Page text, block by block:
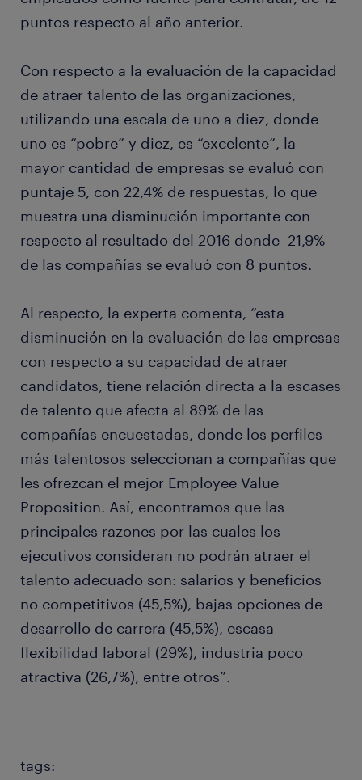
puntos respecto al año anterior.
Con respecto a la evaluación de la capacidad
de atraer talento de las organizaciones,
utilizando una escala de uno a diez, donde
uno es “pobre” y diez, es “excelente”, la
mayor cantidad de empresas se evaluó con
puntaje 5, con 22,4% de respuestas, lo que
muestra una disminución importante con
respecto al resultado del 2016 donde 21,9%
de las compañías se evaluó con 8 puntos.
Al respecto, la experta comenta, “esta
disminución en la evaluación de las empresas
con respecto a su capacidad de atraer
candidatos, tiene relación directa a la escases
de talento que afecta al 89% de las
compañías encuestadas, donde los perfiles
más talentosos seleccionan a compañías que
les ofrezcan el mejor Employee Value
Proposition. Así, encontramos que las
principales razones por las cuales los
ejecutivos consideran no podrán atraer el
talento adecuado son: salarios y beneficios
no competitivos (45,5%), bajas opciones de
desarrollo de carrera (45,5%), escasa
flexibilidad laboral (29%), industria poco
atractiva (26,7%), entre otros”.
tags: